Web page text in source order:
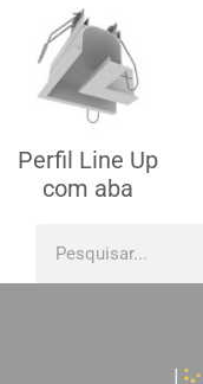
Perfil Line Up
com aba